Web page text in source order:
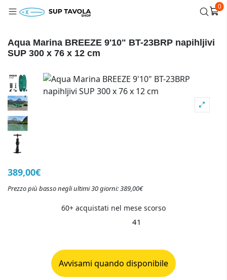
0
Aqua Marina BREEZE 9'10" BT-23BRP napihljivi
SUP 300 x 76 x 12 cm
389,00€
Prezzo più basso negli ultimi 30 giorni: 389,00€
60+ acquistati nel mese scorso
41
Avvisami quando disponibile